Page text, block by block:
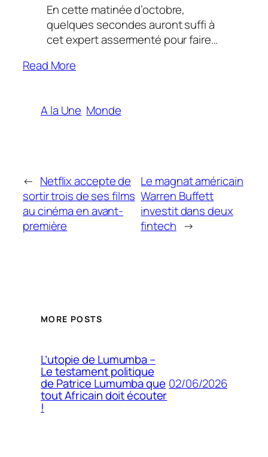
En cette matinée d’octobre,
quelques secondes auront suffi à
cet expert assermenté pour faire…
Read More
A la Une Monde
← Netflix accepte de
sortir trois de ses films
au cinéma en avant-
première
Le magnat américain
Warren Buffett
investit dans deux
fintech →
MORE POSTS
L’utopie de Lumumba –
Le testament politique
de Patrice Lumumba que
tout Africain doit écouter
!
02/06/2026